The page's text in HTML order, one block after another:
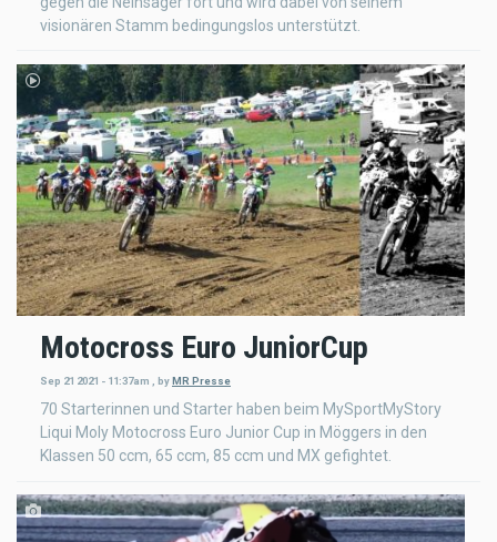
visionären Stamm bedingungslos unterstützt.
Motocross Euro JuniorCup
Sep 21 2021 - 11:37am byMR Presse
70 Starterinnen und Starter haben beim MySportMyStory
Liqui Moly Motocross Euro Junior Cup in Möggers in den
Klassen 50 ccm, 65 ccm, 85 ccm und MX gefightet.